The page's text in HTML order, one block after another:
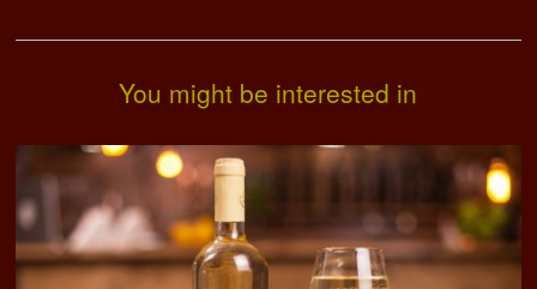
You might be interested in